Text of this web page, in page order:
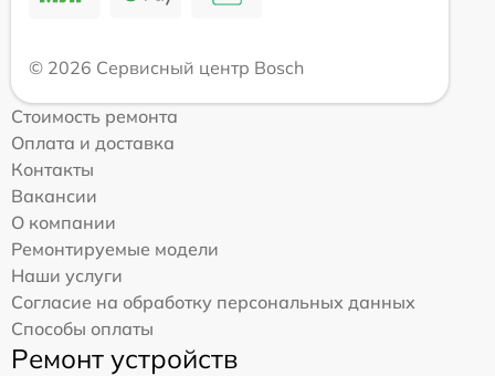
© 2026 Сервисный центр Bosch
Стоимость ремонта
Оплата и доставка
Контакты
Вакансии
О компании
Ремонтируемые модели
Наши услуги
Согласие на обработку персональных данных
Способы оплаты
Ремонт устройств